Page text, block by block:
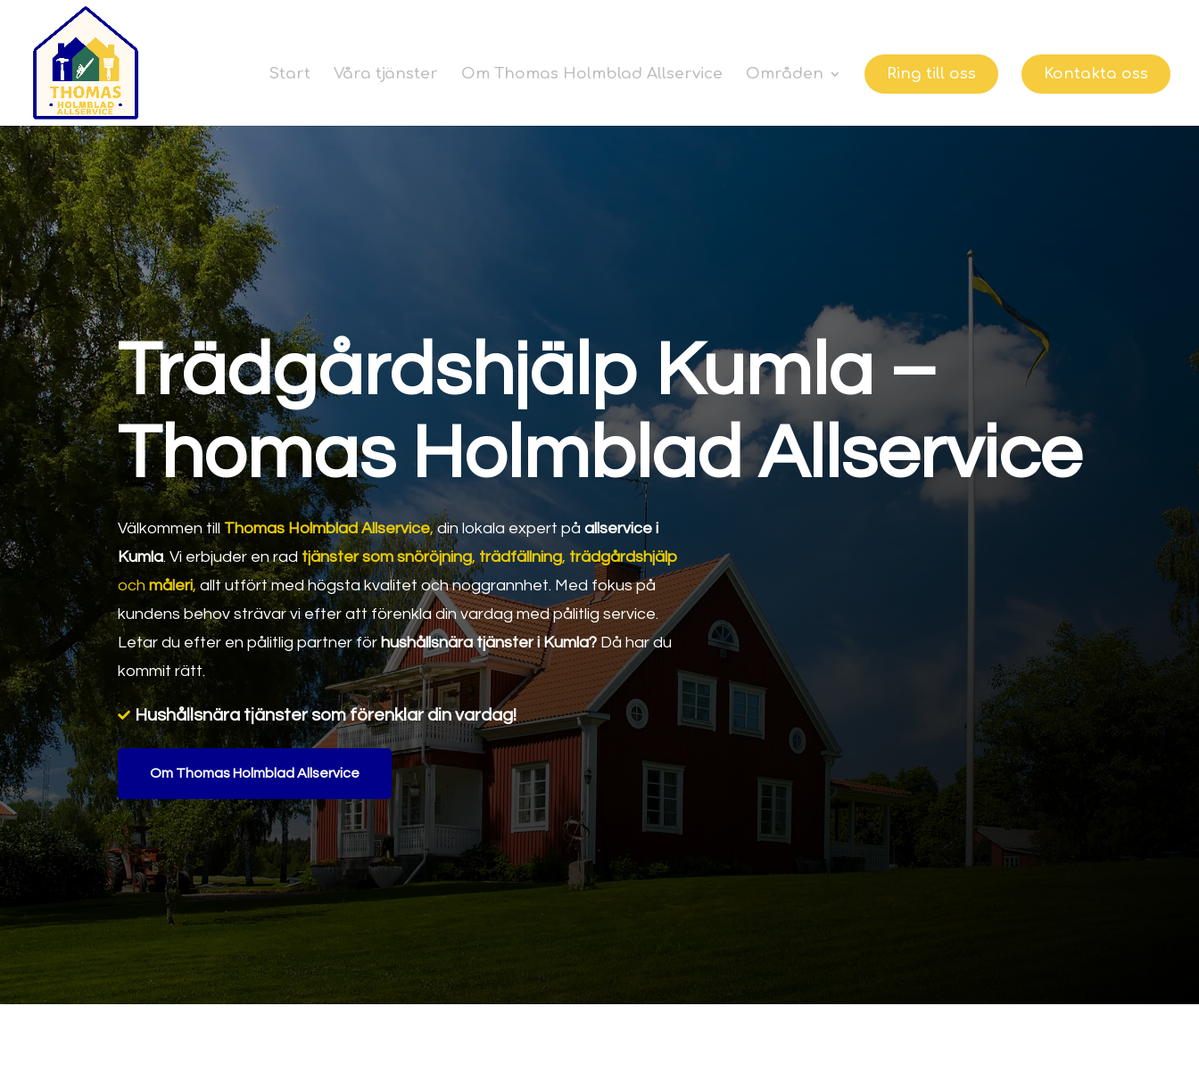
Start Våra tjänster Om Thomas Holmblad Allservice Områden Ring till oss Kontakta oss
Trädgårdshjälp Kumla –
Thomas Holmblad Allservice
Välkommen till Thomas Holmblad Allservice,din lokala expert på allservice i
Kumla. Vi erbjuder en rad tjänster som snöröjning, trädfällning, trädgårdshjälp
och måleri, allt utfört med högsta kvalitet och noggrannhet. Med fokus på
kundens behov strävar vi efter att förenkla din vardag med pålitlig service.
Letar du efter en pålitlig partner för hushållsnära tjänster i Kumla? Då har du
kommit rätt.
 Hushållsnära tjänster som förenklar din vardag!
Om Thomas Holmblad Allservice